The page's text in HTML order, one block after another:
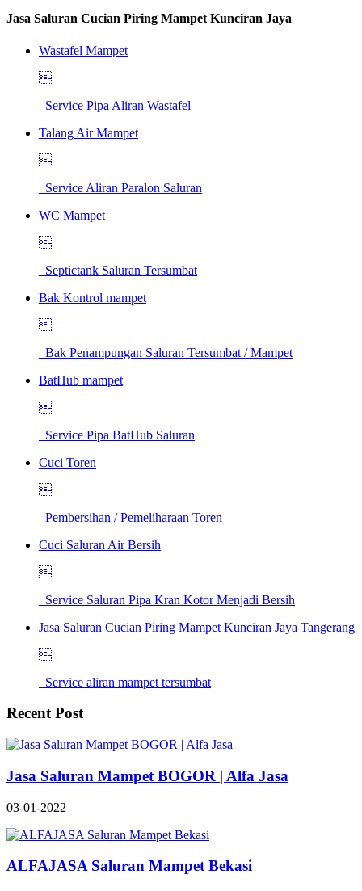
Jasa Saluran Cucian Piring Mampet Kunciran Jaya
Wastafel Mampet

Service Pipa Aliran Wastafel
Talang Air Mampet

Service Aliran Paralon Saluran
WC Mampet

Septictank Saluran Tersumbat
Bak Kontrol mampet

Bak Penampungan Saluran Tersumbat / Mampet
BatHub mampet

Service Pipa BatHub Saluran
Cuci Toren

Pembersihan / Pemeliharaan Toren
Cuci Saluran Air Bersih

Service Saluran Pipa Kran Kotor Menjadi Bersih
Jasa Saluran Cucian Piring Mampet Kunciran Jaya Tangerang

Service aliran mampet tersumbat
Recent Post
Jasa Saluran Mampet BOGOR | Alfa Jasa
03-01-2022
ALFAJASA Saluran Mampet Bekasi